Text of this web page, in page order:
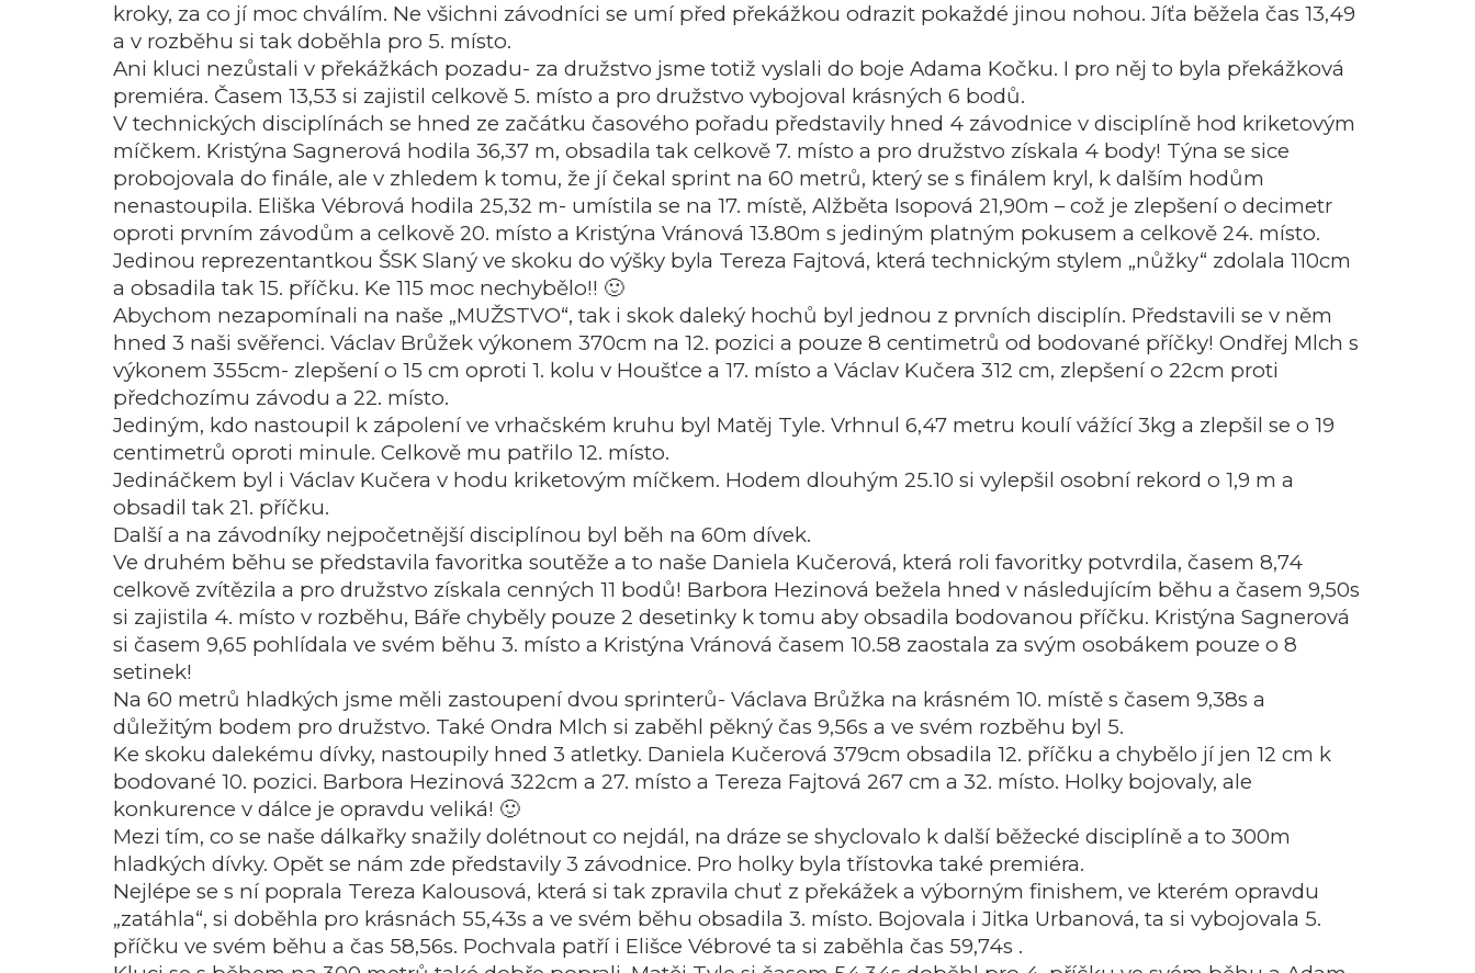
kroky, za co jí moc chválím. Ne všichni závodníci se umí před překážkou odrazit pokaždé jinou nohou. Jíťa běžela čas 13,49
a v rozběhu si tak doběhla pro 5. místo.
Ani kluci nezůstali v překážkách pozadu- za družstvo jsme totiž vyslali do boje Adama Kočku. I pro něj to byla překážková
premiéra. Časem 13,53 si zajistil celkově 5. místo a pro družstvo vybojoval krásných 6 bodů.
V technických disciplínách se hned ze začátku časového pořadu představily hned 4 závodnice v disciplíně hod kriketovým
míčkem. Kristýna Sagnerová hodila 36,37 m, obsadila tak celkově 7. místo a pro družstvo získala 4 body! Týna se sice
probojovala do finále, ale v zhledem k tomu, že jí čekal sprint na 60 metrů, který se s finálem kryl, k dalším hodům
nenastoupila. Eliška Vébrová hodila 25,32 m- umístila se na 17. místě, Alžběta Isopová 21,90m – což je zlepšení o decimetr
oproti prvním závodům a celkově 20. místo a Kristýna Vránová 13.80m s jediným platným pokusem a celkově 24. místo.
Jedinou reprezentantkou ŠSK Slaný ve skoku do výšky byla Tereza Fajtová, která technickým stylem „nůžky“ zdolala 110cm
a obsadila tak 15. příčku. Ke 115 moc nechybělo!! 🙂
Abychom nezapomínali na naše „MUŽSTVO“, tak i skok daleký hochů byl jednou z prvních disciplín. Představili se v něm
hned 3 naši svěřenci. Václav Brůžek výkonem 370cm na 12. pozici a pouze 8 centimetrů od bodované příčky! Ondřej Mlch s
výkonem 355cm- zlepšení o 15 cm oproti 1. kolu v Houšťce a 17. místo a Václav Kučera 312 cm, zlepšení o 22cm proti
předchozímu závodu a 22. místo.
Jediným, kdo nastoupil k zápolení ve vrhačském kruhu byl Matěj Tyle. Vrhnul 6,47 metru koulí vážící 3kg a zlepšil se o 19
centimetrů oproti minule. Celkově mu patřilo 12. místo.
Jedináčkem byl i Václav Kučera v hodu kriketovým míčkem. Hodem dlouhým 25.10 si vylepšil osobní rekord o 1,9 m a
obsadil tak 21. příčku.
Další a na závodníky nejpočetnější disciplínou byl běh na 60m dívek.
Ve druhém běhu se představila favoritka soutěže a to naše Daniela Kučerová, která roli favoritky potvrdila, časem 8,74
celkově zvítězila a pro družstvo získala cenných 11 bodů! Barbora Hezinová bežela hned v následujícím běhu a časem 9,50s
si zajistila 4. místo v rozběhu, Báře chyběly pouze 2 desetinky k tomu aby obsadila bodovanou příčku. Kristýna Sagnerová
si časem 9,65 pohlídala ve svém běhu 3. místo a Kristýna Vránová časem 10.58 zaostala za svým osobákem pouze o 8
setinek!
Na 60 metrů hladkých jsme měli zastoupení dvou sprinterů- Václava Brůžka na krásném 10. místě s časem 9,38s a
důležitým bodem pro družstvo. Také Ondra Mlch si zaběhl pěkný čas 9,56s a ve svém rozběhu byl 5.
Ke skoku dalekému dívky, nastoupily hned 3 atletky. Daniela Kučerová 379cm obsadila 12. příčku a chybělo jí jen 12 cm k
bodované 10. pozici. Barbora Hezinová 322cm a 27. místo a Tereza Fajtová 267 cm a 32. místo. Holky bojovaly, ale
konkurence v dálce je opravdu veliká! 🙂
Mezi tím, co se naše dálkařky snažily dolétnout co nejdál, na dráze se shyclovalo k další běžecké disciplíně a to 300m
hladkých dívky. Opět se nám zde představily 3 závodnice. Pro holky byla třístovka také premiéra.
Nejlépe se s ní poprala Tereza Kalousová, která si tak zpravila chuť z překážek a výborným finishem, ve kterém opravdu
„zatáhla“, si doběhla pro krásnách 55,43s a ve svém běhu obsadila 3. místo. Bojovala i Jitka Urbanová, ta si vybojovala 5.
příčku ve svém běhu a čas 58,56s. Pochvala patří i Elišce Vébrové ta si zaběhla čas 59,74s .